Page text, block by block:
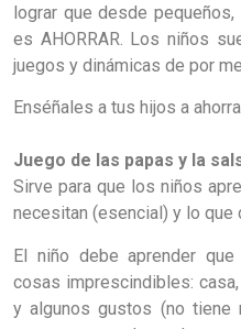
lograr que desde
es AHORRAR. Los niños
juegos y dinámicas de por
Enséñales a tus hijos a
Juego de las papas y la
Sirve para que los niños
necesitan (esencial) y lo que
El niño debe aprender
cosas imprescindibles:
y algunos gustos (no tiene